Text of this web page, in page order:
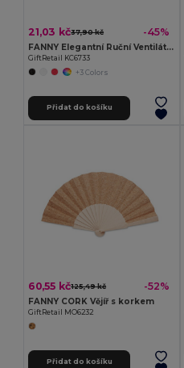
21,03 kč37,90 kč -45%
FANNY Elegantní Ruční Ventilátor FANNY
GiftRetail KC6733
+3 Colors
Přidat do košíku
60,55 kč125,49 kč -52%
FANNY CORK Vějíř s korkem
GiftRetail MO6232
Přidat do košíku